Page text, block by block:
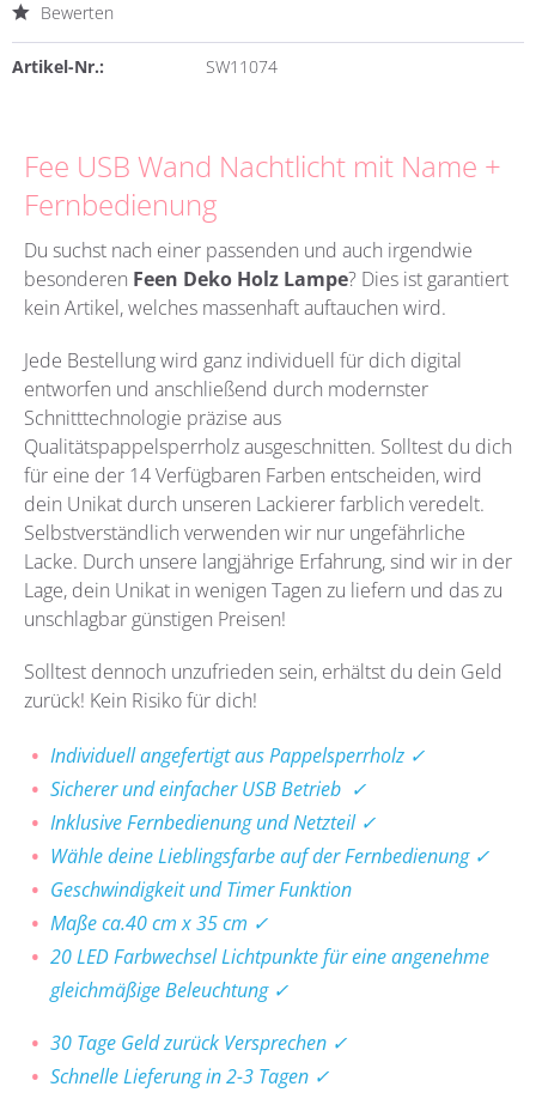
Bewerten
Artikel-Nr.: SW11074
Fee USB Wand Nachtlicht mit Name +
Fernbedienung
Du suchst nach einer passenden und auch irgendwie
besonderen Feen Deko Holz Lampe? Dies ist garantiert
kein Artikel, welches massenhaft auftauchen wird.
Jede Bestellung wird ganz individuell für dich digital
entworfen und anschließend durch modernster
Schnitttechnologie präzise aus
Qualitätspappelsperrholzausgeschnitten. Solltest du dich
für eine der 14 Verfügbaren Farben entscheiden, wird
dein Unikat durch unseren Lackierer farblich veredelt.
Selbstverständlich verwenden wir nur ungefährliche
Lacke. Durch unsere langjährige Erfahrung, sind wir in der
Lage, dein Unikat in wenigen Tagen zu liefern und das zu
unschlagbar günstigen Preisen!
Solltest dennoch unzufrieden sein, erhältst du dein Geld
zurück! Kein Risiko für dich!
Individuell angefertigt aus Pappelsperrholz ✓
Sicherer und einfacher USB Betrieb ✓
Inklusive Fernbedienung und Netzteil ✓
Wähle deine Lieblingsfarbe auf der Fernbedienung ✓
Geschwindigkeit und Timer Funktion
Maße ca.40 cm x 35 cm ✓
20 LED Farbwechsel Lichtpunkte für eine angenehme
gleichmäßige Beleuchtung ✓
30 Tage Geld zurück Versprechen ✓
Schnelle Lieferung in 2-3 Tagen ✓